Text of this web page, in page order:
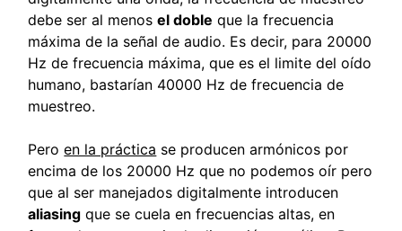
debe ser al menosel doble que la frecuencia
máxima de la señal de audio. Es decir, para 20000
Hz de frecuencia máxima, que es el limite del oído
humano, bastarían 40000 Hz de frecuencia de
muestreo.
Peroen la práctica se producen armónicos por
encima de los 20000 Hz que no podemos oír pero
que al ser manejados digitalmente introducen
aliasing que se cuela en frecuencias altas, en